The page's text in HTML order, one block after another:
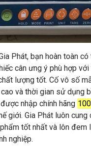
Phát, bạn hoàn toàn
cân ưng ý phù hợp
lượng tốt. Cố vô số
và thời gian sử dụng
nhập chính hãng
giới. Gia Phát luôn cung
tốt nhất và lôn
nghiệp.